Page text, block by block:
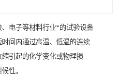
电子等材料行业*的试验设备
间内通过高温、低温的连续
引起的化学变化或物理损
性。